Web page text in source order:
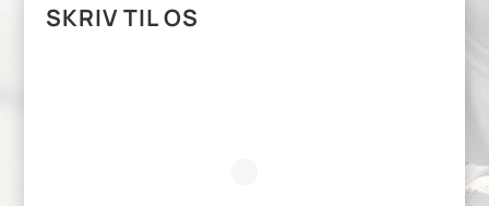
SKRIV TIL OS